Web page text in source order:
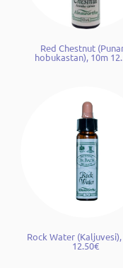
Red Chestnut
hobukastan), 10m
Rock Water
12.50€